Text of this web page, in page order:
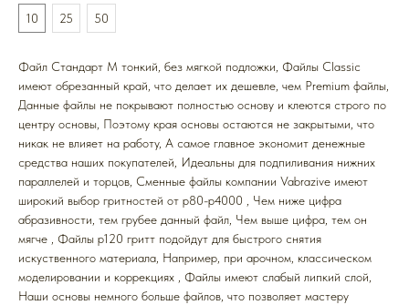
10
25 50
Файл Стандарт M тонкий, без мягкой подложки, Файлы Classic
имеют обрезанный край, что делает их дешевле, чем Premium файлы,
Данные файлы не покрывают полностью основу и клеются строго по
центру основы, Поэтому края основы остаются не закрытыми, что
никак не влияет на работу, А самое главное экономит денежные
средства наших покупателей, Идеальны для подпиливания нижних
параллелей и торцов, Cменные файлы компании Vabrazive имеют
широкий выбор гритностей от р80-р4000 , Чем ниже цифра
абразивности, тем грубее данный файл, Чем выше цифра, тем он
мягче , Файлы р120 гритт подойдут для быстрого снятия
искуственного материала, Например, при арочном, классическом
моделировании и коррекциях , Файлы имеют слабый липкий слой,
Наши основы немного больше файлов, что позволяет мастеру